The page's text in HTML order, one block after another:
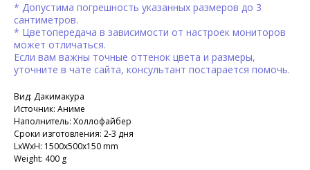
* Допустима погрешность указанных размеров до 3
сантиметров.
* Цветопередача в зависимости от настроек мониторов
может отличаться.
Если вам важны точные оттенок цвета и размеры,
уточните в чате сайта, консультант постарается помочь.
Вид: Дакимакура
Источник: Аниме
Наполнитель: Холлофайбер
Сроки изготовления: 2-3 дня
LxWxH: 1500x500x150 mm
Weight: 400 g